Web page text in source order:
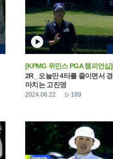
[KPMG 위민스 PGA 챔피언십]
2R_ 오늘만 4타를 줄이면서
마치는 고진영
2024.06.22 189